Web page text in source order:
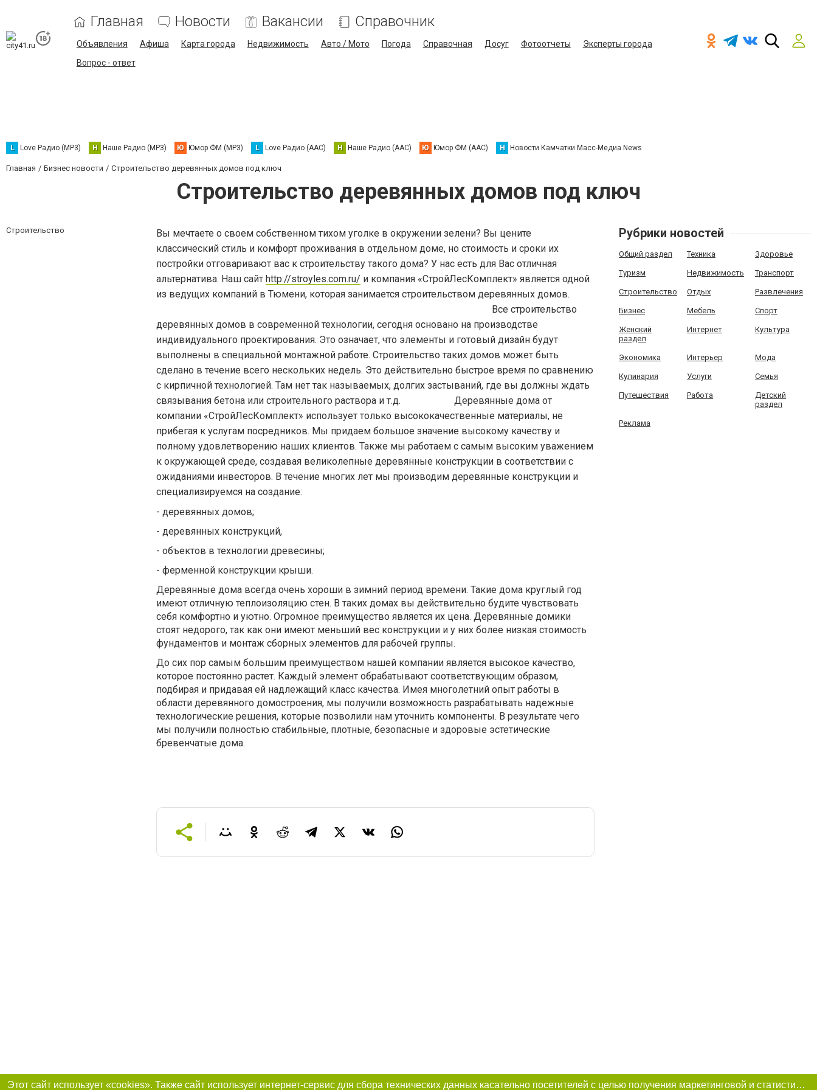
Главная Новости Вакансии Справочник
Объявления Афиша Карта города Недвижимость Авто / Мото Погода Справочная Досуг Фотоотчеты
Эксперты города
Вопрос - ответ
L Love Радио (MP3) Н Наше Радио (MP3) Ю Юмор ФМ (MP3) L Love Радио (AAC) Н Наше Радио (AAC) Ю Юмор ФМ (AAC) Н Новости Камчатки Масс-Медиа News
Главная Бизнес новости Строительство деревянных домов под ключ
Строительство деревянных домов под ключ
Строительство
Вы мечтаете о своем собственном тихом уголке в окружении зелени? Вы цените
классический стиль и комфорт проживания в отдельном доме, но стоимость и сроки их
постройки отговаривают вас к строительству такого дома? У нас есть для Вас отличная
альтернатива. Наш сайт http://stroyles.com.ru/ и компания «СтройЛесКомплект» является одной
из ведущих компаний в Тюмени, которая занимается строительством деревянных домов.
Все строительство
деревянных домов в современной технологии, сегодня основано на производстве
индивидуального проектирования. Это означает, что элементы и готовый дизайн будут
выполнены в специальной монтажной работе. Строительство таких домов может быть
сделано в течение всего нескольких недель. Это действительно быстрое время по сравнению
с кирпичной технологией. Там нет так называемых, долгих застываний, где вы должны ждать
связывания бетона или строительного раствора и т.д. Деревянные дома от
компании «СтройЛесКомплект» использует только высококачественные материалы, не
прибегая к услугам посредников. Мы придаем большое значение высокому качеству и
полному удовлетворению наших клиентов. Также мы работаем с самым высоким уважением
к окружающей среде, создавая великолепные деревянные конструкции в соответствии с
ожиданиями инвесторов. В течение многих лет мы производим деревянные конструкции и
специализируемся на создание:
- деревянных домов;
- деревянных конструкций,
- объектов в технологии древесины;
- ферменной конструкции крыши.
Деревянные дома всегда очень хороши в зимний период времени. Такие дома круглый год
имеют отличную теплоизоляцию стен. В таких домах вы действительно будите чувствовать
себя комфортно и уютно. Огромное преимущество является их цена. Деревянные домики
стоят недорого, так как они имеют меньший вес конструкции и у них более низкая стоимость
фундаментов и монтаж сборных элементов для рабочей группы.
До сих пор самым большим преимуществом нашей компании является высокое качество,
которое постоянно растет. Каждый элемент обрабатывают соответствующим образом,
подбирая и придавая ей надлежащий класс качества. Имея многолетний опыт работы в
области деревянного домостроения, мы получили возможность разрабатывать надежные
технологические решения, которые позволили нам уточнить компоненты. В результате чего
мы получили полностью стабильные, плотные, безопасные и здоровые эстетические
бревенчатые дома.
Рубрики новостей
Общий раздел Техника Здоровье
Туризм Недвижимость Транспорт
Строительство Отдых Развлечения
Бизнес Мебель Спорт
Женский
раздел
Интернет Культура
Экономика Интерьер Мода
Кулинария Услуги Семья
Путешествия Работа
Детский
раздел
Реклама
Этот сайт использует «cookies». Также сайт использует интернет-сервис для сбора технических данных касательно посетителей с целью получения маркетинговой и статистической информации. Условия обработки данных посетителей сайта см.